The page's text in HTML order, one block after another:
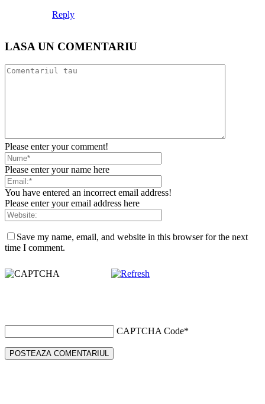
Reply
LASA UN COMENTARIU
Please enter your comment!
Please enter your name here
You have entered an incorrect email address!
Please enter your email address here
Save my name, email, and website in this browser for the next
time I comment.
CAPTCHA Code*